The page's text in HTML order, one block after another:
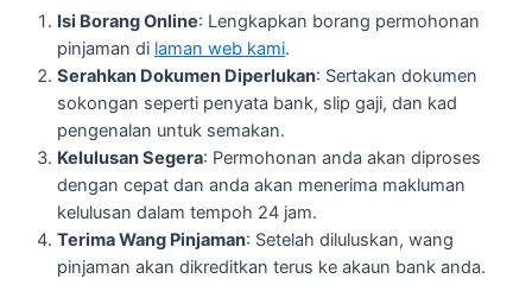
Isi Borang Online: Lengkapkan borang permohonan
pinjaman di laman web kami.
Serahkan Dokumen Diperlukan: Sertakan dokumen
sokongan seperti penyata bank, slip gaji, dan kad
pengenalan untuk semakan.
Kelulusan Segera: Permohonan anda akan diproses
dengan cepat dan anda akan menerima makluman
kelulusan dalam tempoh 24 jam.
Terima Wang Pinjaman: Setelah diluluskan, wang
pinjaman akan dikreditkan terus ke akaun bank anda.